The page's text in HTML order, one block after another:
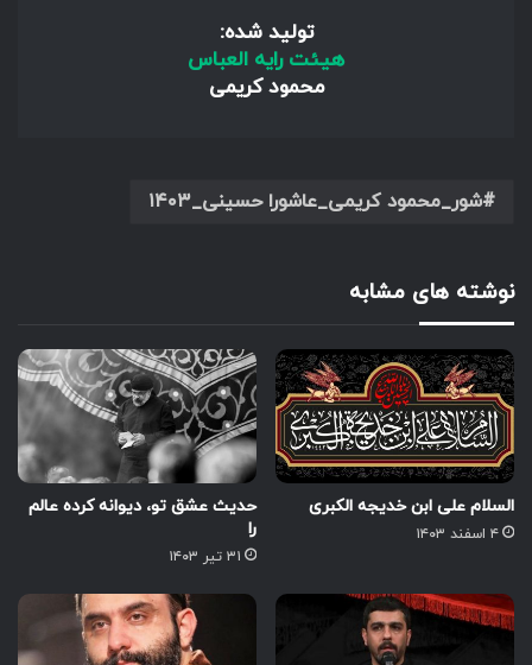
تولید شده:
هیئت رایه العباس
محمود کریمی
شور_محمود کریمی_عاشورا حسینی_۱۴۰۳
نوشته های مشابه
السلام علی ابن خدیجه الکبری
۴ اسفند ۱۴۰۳
حدیث عشق تو، دیوانه کرده عالم
را
۳۱ تیر ۱۴۰۳